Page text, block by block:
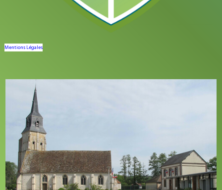
Mentions Légales